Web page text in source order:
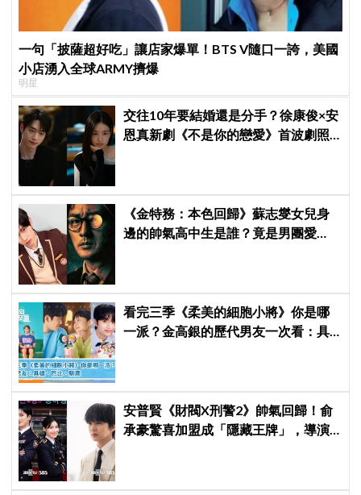
一句「披薩超好吃」讓店家爆單！BTS V隨口一誇，美國
小店湧入全球ARMY擠爆
明星
交往10年要結婚還是分手？徐康俊×安
恩真新劇《不是你的戀愛》首波劇照
《金特務：本色回歸》蘇志燮女兒身
邊的帥氣高中生是誰？竟是男團愛
看完三季《柔美的細胞小將》你是哪
一派？金高銀的歷代男友一次看：具
安普賢《財閥X刑警2》帥氣回歸！俞
承豪驚喜加盟成「隱藏王牌」，導演